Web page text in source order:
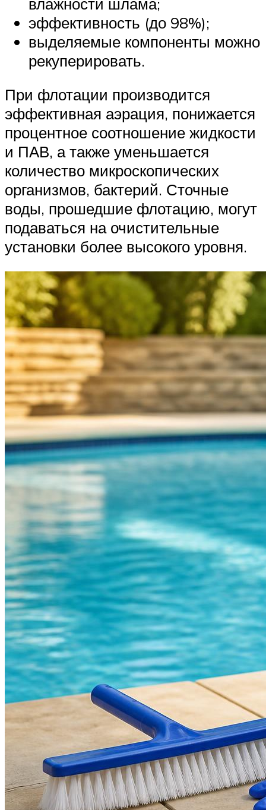
эффективность (до 98%);
выделяемые компоненты можно
рекуперировать.
При флотации производится
эффективная аэрация, понижается
процентное соотношение жидкости
и ПАВ, а также уменьшается
количество микроскопических
организмов, бактерий. Сточные
воды, прошедшие флотацию, могут
подаваться на очистительные
установки более высокого уровня.